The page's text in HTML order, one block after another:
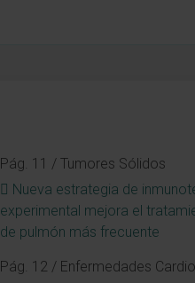
Pág. 11 / Tumores Sólidos
Nueva estrategia de
experimental mejora el
de pulmón más frecuente
Pág. 12 / Enfermedades